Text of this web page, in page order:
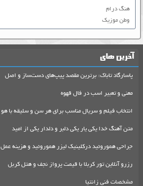
هنگ درام
وطن موزیک
آخرین های
پاسارگاد تاباک: برترین مقصد پیپ‌های دست‌ساز و اصل
معنی و تعبیر اسب در فال قهوه
انتخاب فیلم و سریال مناسب برای هر سن و سلیقه با هو
متن آهنگ خدا یکی یار یکی دلبر و دلدار یکی از امید
جراحی هموروئید درکلینیک لیزر هموروئید و هزینه عمل
رزرو آنلاین تور کربلا با قیمت پرواز نجف و هتل کربل
مشخصات فنی زانتیا